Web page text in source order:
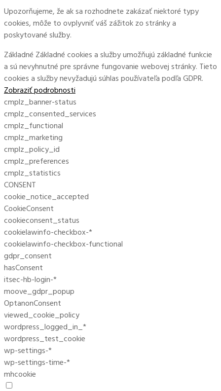
Upozorňujeme, že ak sa rozhodnete zakázať niektoré typy
cookies, môže to ovplyvniť váš zážitok zo stránky a
poskytované služby.
Základné Základné cookies a služby umožňujú základné funkcie
a sú nevyhnutné pre správne fungovanie webovej stránky. Tieto
cookies a služby nevyžadujú súhlas používateľa podľa GDPR.
Zobraziť podrobnosti
cmplz_banner-status
cmplz_consented_services
cmplz_functional
cmplz_marketing
cmplz_policy_id
cmplz_preferences
cmplz_statistics
CONSENT
cookie_notice_accepted
CookieConsent
cookieconsent_status
cookielawinfo-checkbox-*
cookielawinfo-checkbox-functional
gdpr_consent
hasConsent
itsec-hb-login-*
moove_gdpr_popup
OptanonConsent
viewed_cookie_policy
wordpress_logged_in_*
wordpress_test_cookie
wp-settings-*
wp-settings-time-*
mhcookie